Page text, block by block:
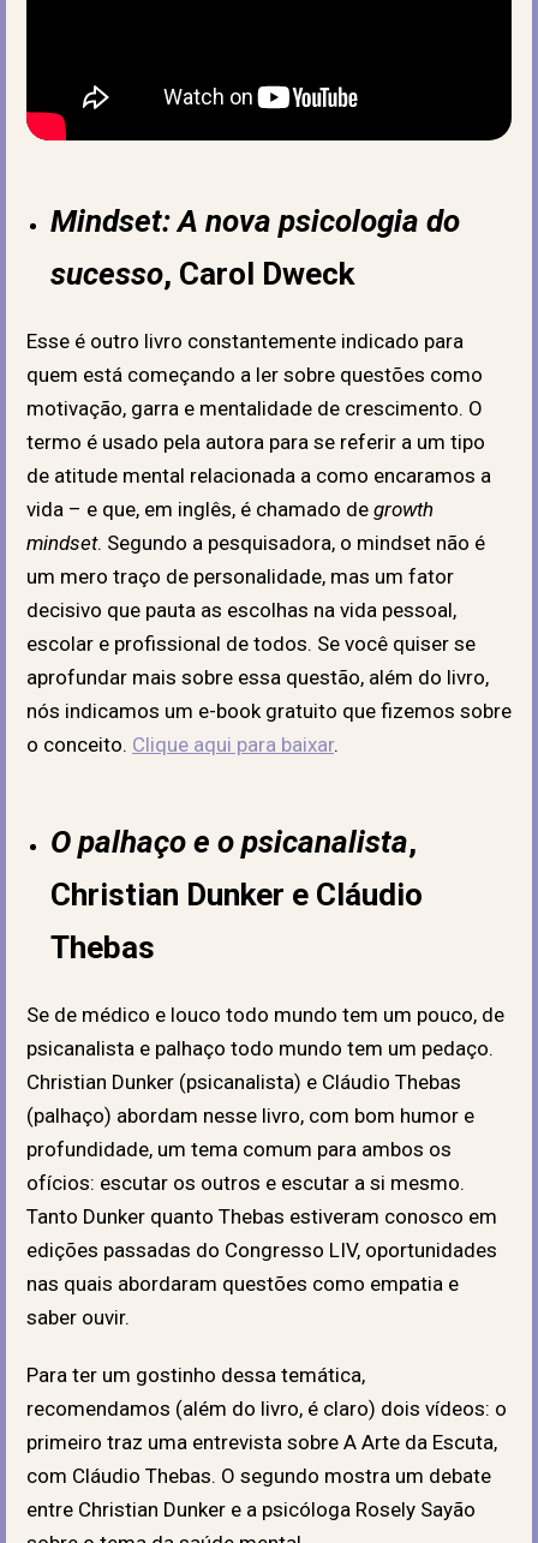
Mindset: A nova psicologia do
sucesso, Carol Dweck
Esse é outro livro constantemente indicado para
quem está começando a ler sobre questões como
motivação, garra e mentalidade de crescimento. O
termo é usado pela autora para se referir a um tipo
de atitude mental relacionada a como encaramos a
vida – e que, em inglês, é chamado de growth
mindset. Segundo a pesquisadora, o mindset não é
um mero traço de personalidade, mas um fator
decisivo que pauta as escolhas na vida pessoal,
escolar e profissional de todos. Se você quiser se
aprofundar mais sobre essa questão, além do livro,
nós indicamos um e-book gratuito que fizemos sobre
o conceito. Clique aqui para baixar.
O palhaço e o psicanalista,
Christian Dunker e Cláudio
Thebas
Se de médico e louco todo mundo tem um pouco, de
psicanalista e palhaço todo mundo tem um pedaço.
Christian Dunker (psicanalista) e Cláudio Thebas
(palhaço) abordam nesse livro, com bom humor e
profundidade, um tema comum para ambos os
ofícios: escutar os outros e escutar a si mesmo.
Tanto Dunker quanto Thebas estiveram conosco em
edições passadas do Congresso LIV, oportunidades
nas quais abordaram questões como empatia e
saber ouvir.
Para ter um gostinho dessa temática,
recomendamos (além do livro, é claro) dois vídeos: o
primeiro traz uma entrevista sobre A Arte da Escuta,
com Cláudio Thebas. O segundo mostra um debate
entre Christian Dunker e a psicóloga Rosely Sayão